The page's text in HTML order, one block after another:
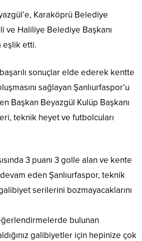
Karaköprü Belediye
ve Haliliye Belediye Başkanı
eşlik etti.
sonuçlar elde ederek kentte
sağlayan Şanlıurfaspor’u
Başkan Beyazgül Kulüp Başkanı
teknik heyet ve futbolcuları
3 puanı 3 golle alan ve kente
eden Şanlıurfaspor, teknik
serilerini bozmayacaklarını
bulunan
galibiyetler için hepinize çok